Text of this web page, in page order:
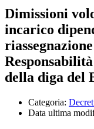
Dimissioni
incarico
della diga del
Categoria:
Data ultima